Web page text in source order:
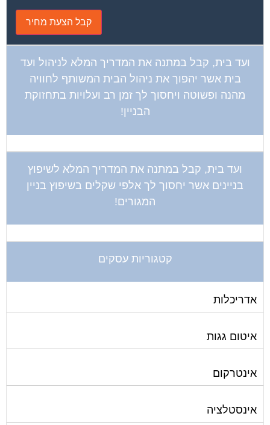
ועד בית, קבל במתנה את המדריך המלא לניהול ועד
בית אשר יהפוך את ניהול הבית המשותף לחוויה
מהנה ופשוטה ויחסוך לך זמן רב ועלויות בתחזוקת
הבניין!
ועד בית, קבל במתנה את המדריך המלא לשיפוץ
בניינים אשר יחסוך לך אלפי שקלים בשיפוץ בניין
המגורים!
קטגוריות עסקים
אדריכלות
איטום גגות
אינטרקום
אינסטלציה